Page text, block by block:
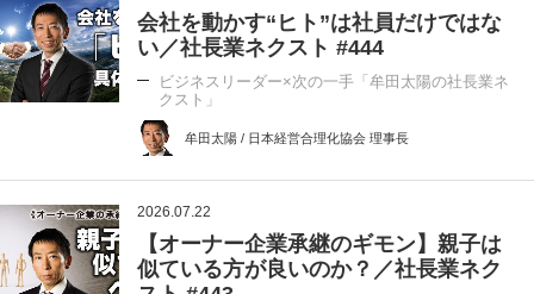
会社を動かす“ヒト”は社員だけではな
い／社長業ネクスト #444
ビジネスリーダー×次の一手「牟田太陽の社長業ネ
クスト」
牟田太陽 / 日本経営合理化協会 理事長
2026.07.22
【オーナー企業承継のギモン】親子は
似ている方が良いのか？／社長業ネク